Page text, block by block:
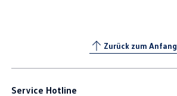
Zurück zum Anfang
Service Hotline